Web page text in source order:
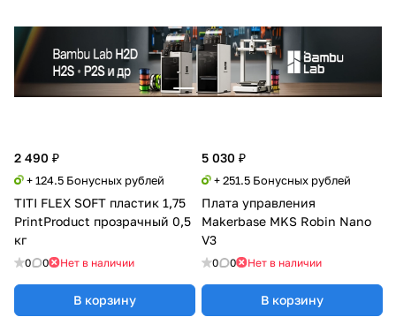
2 490 ₽
+ 124.5 Бонусных рублей
TITI FLEX SOFT пластик 1,75
PrintProduct прозрачный 0,5
кг
0 0 Нет в наличии
В корзину
5 030 ₽
+ 251.5 Бонусных рублей
Плата управления
Makerbase MKS Robin Nano
V3
0 0 Нет в наличии
В корзину